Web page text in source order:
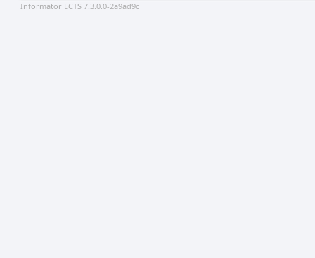
Informator ECTS 7.3.0.0-2a9ad9c